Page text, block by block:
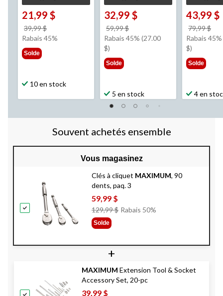
21,99 $
39,99 $
était
Rabais 45%
Solde
10 en stock
32,99 $
59,99 $
était
Rabais 45% (27.00
$)
Solde
5 en stock
43,99 $
79,99 $
Rabais
$)
Solde
4 en
Souvent achetés ensemble
Vous magasinez
Clés à cliquet MAXIMUM, 90
dents, paq. 3
59,99 $
129,99 $ Prix
Rabais 50%
Solde
+
MAXIMUM Extension Tool & Socket
Accessory Set, 20-pc
39,99 $